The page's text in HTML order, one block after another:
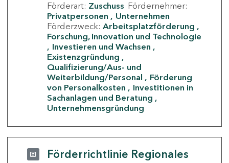
Förderart: Zuschuss Fördernehmer:
Privatpersonen
Unternehmen
Förderzweck: Arbeitsplatzförderung
Forschung, Innovation und Technologie
Investieren und Wachsen
Existenzgründung
Qualifizierung/Aus- und
Weiterbildung/Personal
Förderung
von Personalkosten
Investitionen in
Sachanlagen und Beratung
Unternehmensgründung
Förderrichtlinie Regionales